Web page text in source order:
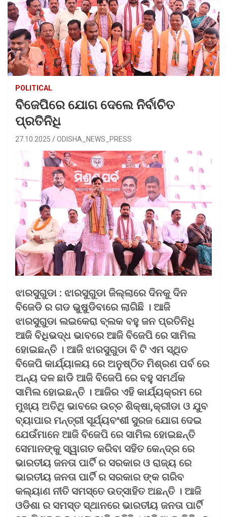
POLITICAL
ବିଜେପିରେ ଯୋଗ ଦେଲେ ନିର୍ବାଚିତ
ପ୍ରତିନିଧି
27.10.2025 ODISHA_NEWS_PRESS
ଝାରସୁଗୁଡା : ଝାରସୁଗୁଡା ଜିଲ୍ଲାରେ ଦିନକୁ ଦିନ
ବିଜେଡି ର ଗଡ ଭୁଷୁଡିବାରେ ଲାଗିଛି । ଆଜି
ଝାରସୁଗୁଡା ଲଇକେରା ବ୍ଲକ ବହୁ ଜନ ପ୍ରତିନିଧି
ଆଜି ବିଧିଭଦ୍ଧ ଭାବରେ ଆଜି ବିଜେପି ରେ ସାମିଲ
ହୋଇଛନ୍ତି । ଆଜି ଝାରସୁଗୁଡା ବି ଟି ଏମ ସ୍ଥିତ
ବିଜେପି କାର୍ଯ୍ୟାଳୟ ରେ ଅନୁଷ୍ଠିତ ମିଶ୍ରଣ ପର୍ବ ରେ
ଅନ୍ୟ ଦଳ ଛାଡି ଆଜି ବିଜେପି ରେ ବହୁ ସମର୍ଥକ
ସାମିଲ ହୋଇଛନ୍ତି । ଆଜିର ଏହି କାର୍ଯ୍ୟକ୍ରମ ରେ
ମୁଖ୍ୟ ଅତିଥି ଭାବରେ ଉଚ୍ଚ ଶିକ୍ଷା,କ୍ରୀଡା ଓ ଯୁବ
ବ୍ୟାପାର ମନ୍ତ୍ରୀ ସୂର୍ଯ୍ୟବଂଶୀ ସୁରଜ ଯୋଗ ଦେଇ
ଯେଉଁମାନେ ଆଜି ବିଜେପି ରେ ସାମିଲ ହୋଇଛନ୍ତି
ସେମାନଙ୍କୁ ସ୍ୱାଗତ କରିବା ସହିତ କେନ୍ଦ୍ର ରେ
ଭାରତୀୟ ଜନତା ପାର୍ଟି ର ସରକାର ଓ ରାଜ୍ୟ ରେ
ଭାରତୀୟ ଜନତା ପାର୍ଟି ର ସରକାର ଙ୍କ ଗରିବ
କଲ୍ୟାଣ ନୀତି ସମସ୍ତେ ଉତ୍ସାହିତ ଅଛନ୍ତି । ଆଜି
ଓଡିଶା ର ସମସ୍ତ ସ୍ଥାନରେ ଭାରତୀୟ ଜନତା ପାର୍ଟି